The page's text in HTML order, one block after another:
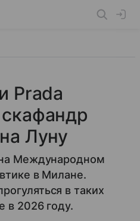
Prada
Луну
Международном
в Милане.
в таких
в 2026 году.